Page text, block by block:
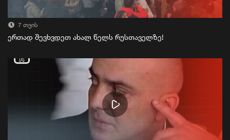
7 თვის
ერთად შევხვდეთ ახალ წელს რუსთაველზე!